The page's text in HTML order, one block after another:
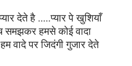
देते है .....प्यार पे खुशियाँ
समझकर हमसे कोई वादा
वादे पर जिदंगी गुजार देते